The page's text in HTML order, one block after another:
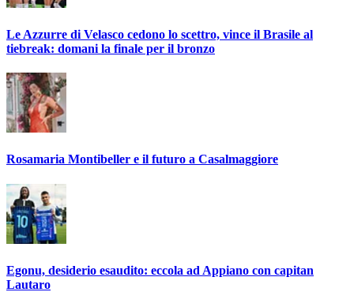
Le Azzurre di Velasco cedono lo scettro, vince il Brasile al
tiebreak: domani la finale per il bronzo
Rosamaria Montibeller e il futuro a Casalmaggiore
Egonu, desiderio esaudito: eccola ad Appiano con capitan
Lautaro